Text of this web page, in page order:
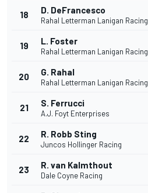
18 D. DeFrancesco
Rahal Letterman Lanigan Racing
19 L. Foster
Rahal Letterman Lanigan Racing
20 G. Rahal
Rahal Letterman Lanigan Racing
21 S. Ferrucci
A.J. Foyt Enterprises
22 R. Robb Sting
Juncos Hollinger Racing
23 R. van Kalmthout
Dale Coyne Racing